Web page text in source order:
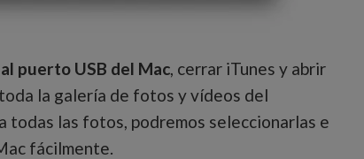
puerto USB del Mac, cerrar iTunes y abrir
la galería de fotos y vídeos del
todas las fotos, podremos seleccionarlas e
fácilmente.